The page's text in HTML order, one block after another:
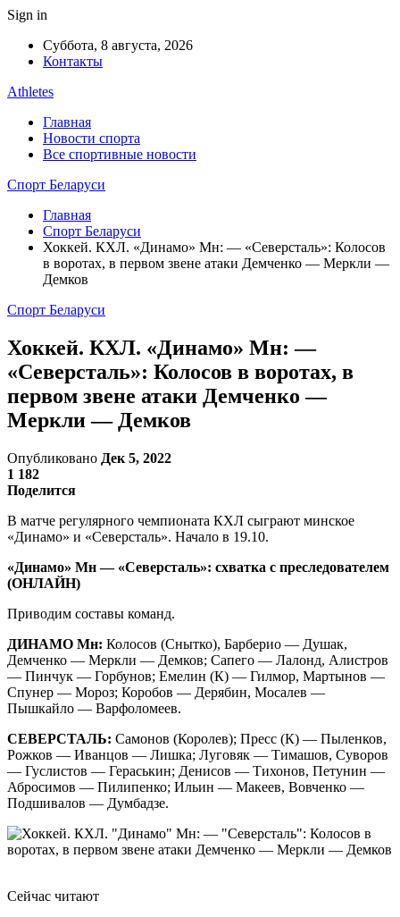
Sign in
Суббота, 8 августа, 2026
Контакты
Athletes
Главная
Новости спорта
Все спортивные новости
Спорт Беларуси
Главная
Спорт Беларуси
Хоккей. КХЛ. «Динамо» Мн: — «Северсталь»: Колосов
в воротах, в первом звене атаки Демченко — Меркли —
Демков
Спорт Беларуси
Хоккей. КХЛ. «Динамо» Мн: —
«Северсталь»: Колосов в воротах, в
первом звене атаки Демченко —
Меркли — Демков
Опубликовано Дек 5, 2022
1 182
Поделится
В матче регулярного чемпионата КХЛ сыграют минское
«Динамо» и «Северсталь». Начало в 19.10.
«Динамо» Мн — «Северсталь»: схватка с преследователем
(ОНЛАЙН)
Приводим составы команд.
ДИНАМО Мн: Колосов (Снытко), Барберио — Душак,
Демченко — Меркли — Демков; Сапего — Лалонд, Алистров
— Пинчук — Горбунов; Емелин (К) — Гилмор, Мартынов —
Спунер — Мороз; Коробов — Дерябин, Мосалев —
Пышкайло — Варфоломеев.
СЕВЕРСТАЛЬ: Самонов (Королев); Пресс (К) — Пыленков,
Рожков — Иванцов — Лишка; Луговяк — Тимашов, Суворов
— Гуслистов — Гераськин; Денисов — Тихонов, Петунин —
Абросимов — Пилипенко; Ильин — Макеев, Вовченко —
Подшивалов — Думбадзе.
Сейчас читают